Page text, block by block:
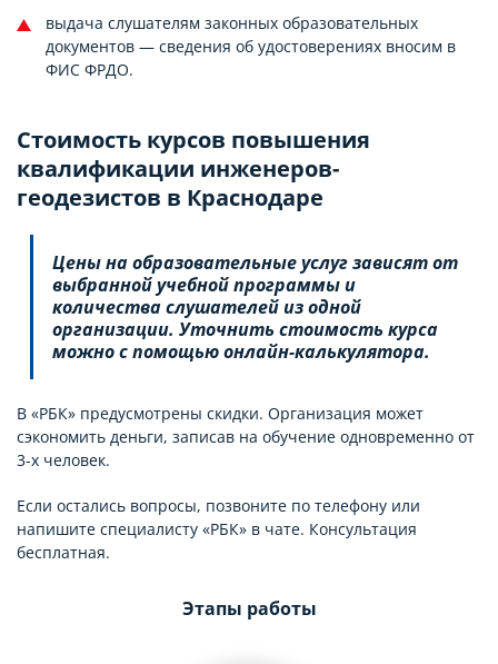
выдача слушателям законных образовательных
документов — сведения об удостоверениях вносим в
ФИС ФРДО.
Стоимость курсов повышения
квалификации инженеров-
геодезистов в Краснодаре
Цены на образовательные услуг зависят от
выбранной учебной программы и
количества слушателей из одной
организации. Уточнить стоимость курса
можно с помощью онлайн-калькулятора.
В «РБК» предусмотрены скидки. Организация может
сэкономить деньги, записав на обучение одновременно от
3-х человек.
Если остались вопросы, позвоните по телефону или
напишите специалисту «РБК» в чате. Консультация
бесплатная.
Этапы работы